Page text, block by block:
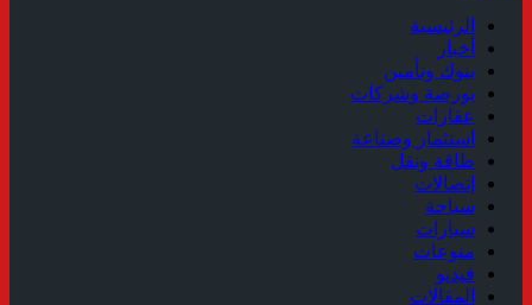
الرئيسية
أخبار
بنوك وتأمين
بورصة وشركات
عقارات
استثمار وصناعة
طاقة ونقل
إتصالات
سياحة
سيارات
منوعات
فيديو
المقالات